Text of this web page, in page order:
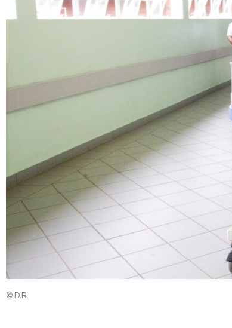
© D.R.